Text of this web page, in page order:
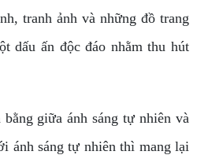
tranh ảnh và những đồ trang
dấu ấn độc đáo nhằm thu hút
giữa ánh sáng tự nhiên và
ánh sáng tự nhiên thì mang lại